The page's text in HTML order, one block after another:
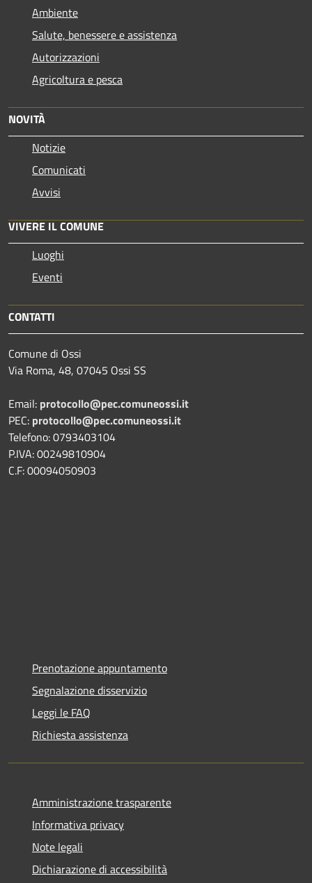
Ambiente
Salute, benessere e assistenza
Autorizzazioni
Agricoltura e pesca
NOVITÀ
Notizie
Comunicati
Avvisi
VIVERE IL COMUNE
Luoghi
Eventi
CONTATTI
Comune di Ossi
Via Roma, 48, 07045 Ossi SS
Email: protocollo@pec.comuneossi.it
PEC: protocollo@pec.comuneossi.it
Telefono: 0793403104
P.IVA: 00249810904
C.F: 00094050903
Prenotazione appuntamento
Segnalazione disservizio
Leggi le FAQ
Richiesta assistenza
Amministrazione trasparente
Informativa privacy
Note legali
Dichiarazione di accessibilità